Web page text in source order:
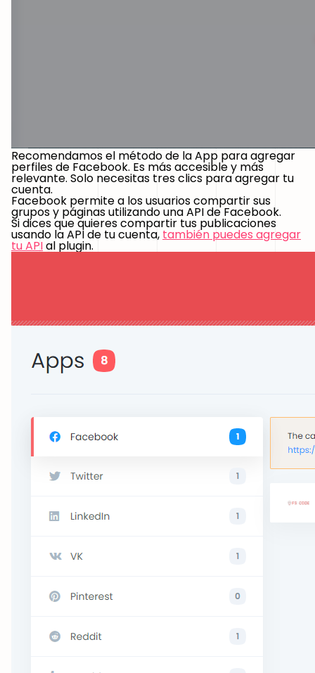
Recomendamos el método de la App para agregar
perfiles de Facebook. Es más accesible y más
relevante. Solo necesitas tres clics para agregar tu
cuenta.
Facebook permite a los usuarios compartir sus
grupos y páginas utilizando una API de Facebook.
Si dices que quieres compartir tus publicaciones
usando la API de tu cuenta, también puedes agregar
tu APIal plugin.